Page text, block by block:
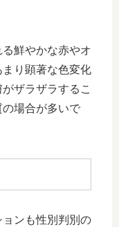
鮮やかな赤やオ
り顕著な色変化
ザラザラするこ
場合が多いで
ンも性別判別の